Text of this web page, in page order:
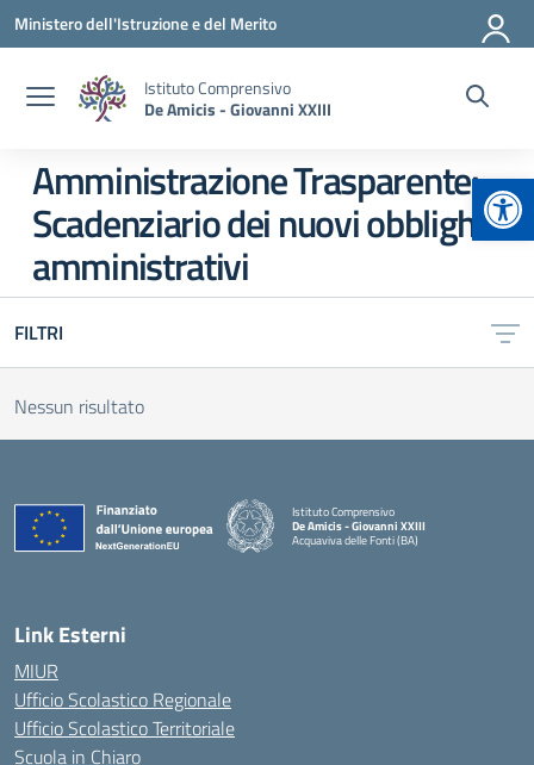
Vai ai contenuti
Vai al menu di navigazione
Vai al footer
Ministero dell'Istruzione e del Merito
Istituto Comprensivo
De Amicis - Giovanni XXIII
Amministrazione Trasparente:
Scadenziario dei nuovi obblighi
amministrativi
FILTRI
Nessun risultato
Istituto Comprensivo
De Amicis - Giovanni XXIII
Acquaviva delle Fonti (BA)
— Visita la pagina iniziale della scuola
Link Esterni
MIUR
Ufficio Scolastico Regionale
Ufficio Scolastico Territoriale
Scuola in Chiaro